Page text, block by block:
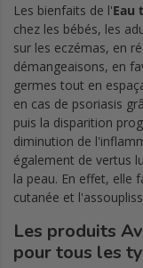
Les bienfaits de l'Eau
chez les bébés, les
sur les eczémas, en
démangeaisons, en
germes tout en
en cas de psoriasis
puis la disparition
diminution de
également de vertus
la peau. En effet, elle
cutanée et
Les produits
pour tous les